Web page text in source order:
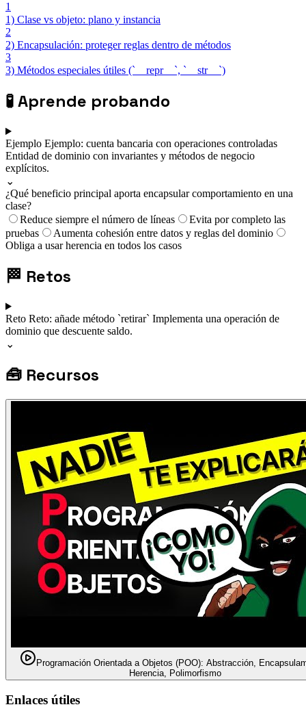
1
1) Clase vs objeto: plano y instancia
2
2) Encapsulación: proteger reglas dentro de métodos
3
3) Métodos especiales útiles (`__repr__`, `__str__`)
🧪Aprende probando
Ejemplo Ejemplo: cuenta bancaria con operaciones controladas
Entidad de dominio con invariantes y métodos de negocio
explícitos.
⌄
¿Qué beneficio principal aporta encapsular comportamiento en una
clase?
Reduce siempre el número de líneas
Evita por completo las
pruebas
Aumenta cohesión entre datos y reglas del dominio
Obliga a usar herencia en todos los casos
🏁 Retos
Reto Reto: añade método `retirar` Implementa una operación de
dominio que descuente saldo.
⌄
🧰 Recursos
Programación Orientada a Objetos (POO): Abstracción,
Herencia, Polimorfismo
Enlaces útiles